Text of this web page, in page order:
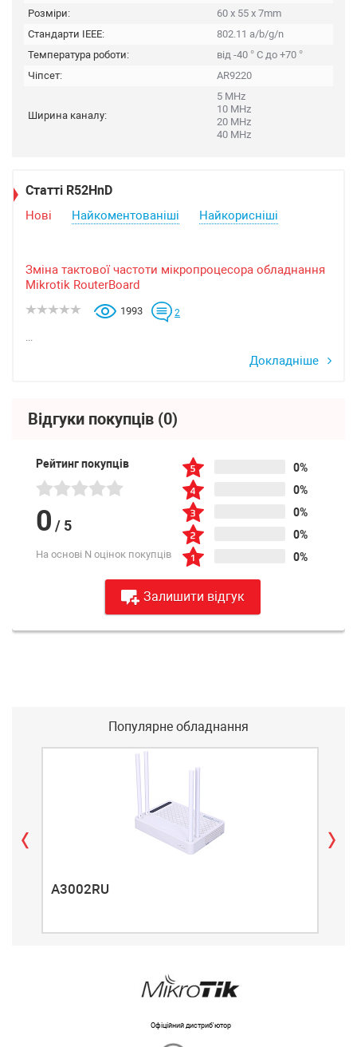
Розміри:
60 x 55 x 7mm
Стандарти IEEE:
802.11 a/b/g/n
Температура роботи:
від -40 ° C до +70 °
Чіпсет:
AR9220
Ширина каналу:
5 MHz
10 MHz
20 MHz
40 MHz
Статті R52HnD
Нові Найкоментованіші Найкорисніші
Зміна тактової частоти мікропроцесора обладнання
Mikrotik RouterBoard
1993 2
...
Докладніше
Відгуки покупців (0)
Рейтинг покупців
0 / 5
На основі N оцінок покупців
0%
0%
0%
0%
0%
Залишити відгук
Популярне обладнання
A3002RU
Офіційний дистриб'ютор